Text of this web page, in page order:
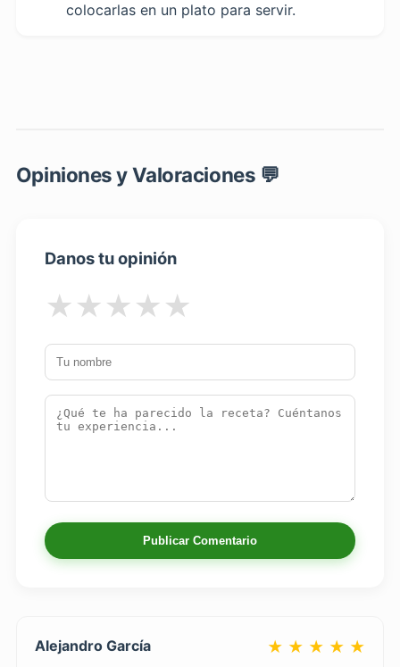
colocarlas en un plato para servir.
Opiniones y Valoraciones 💬
Danos tu opinión
★
★
★
★
★
Publicar Comentario
Alejandro García ★ ★ ★ ★ ★